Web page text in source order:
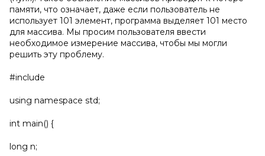
памяти, что означает, даже если пользователь не
использует 101 элемент, программа выделяет 101 место
для массива. Мы просим пользователя ввести
необходимое измерение массива, чтобы мы могли
решить эту проблему.
#include
using namespace std;
int main() {
long n;